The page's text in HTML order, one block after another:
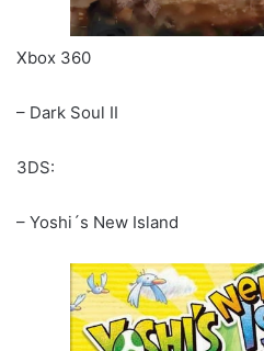
Xbox 360
– Dark Soul II
3DS:
– Yoshi´s New Island